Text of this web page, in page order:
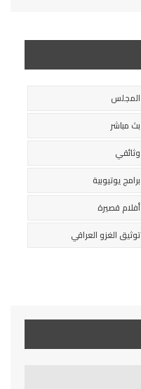
المجلس
بث مباشر
وثائقي
برامج يوتيوبية
أفلام قصيرة
توثيق الغزو العراقي